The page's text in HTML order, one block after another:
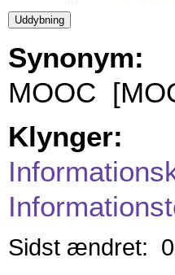
Synonym:
MOOC
Klynger:
Sidst ændret: